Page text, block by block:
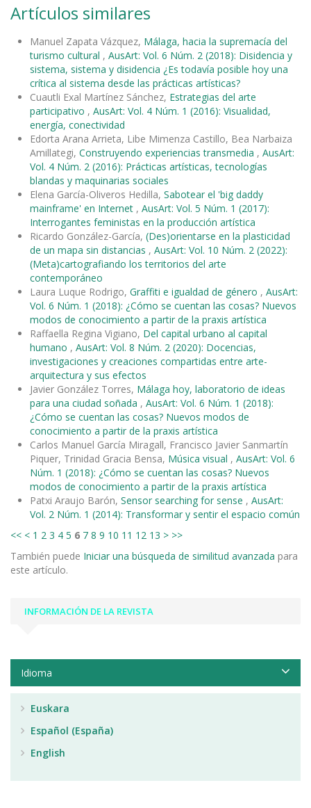
Artículos similares
Manuel Zapata Vázquez, Málaga, hacia la supremacía del
turismo cultural , AusArt: Vol. 6 Núm. 2 (2018): Disidencia y
sistema, sistema y disidencia ¿Es todavía posible hoy una
crítica al sistema desde las prácticas artísticas?
Cuautli Exal Martínez Sánchez, Estrategias del arte
participativo , AusArt: Vol. 4 Núm. 1 (2016): Visualidad,
energía, conectividad
Edorta Arana Arrieta, Libe Mimenza Castillo, Bea Narbaiza
Amillategi, Construyendo experiencias transmedia , AusArt:
Vol. 4 Núm. 2 (2016): Prácticas artísticas, tecnologías
blandas y maquinarias sociales
Elena García-Oliveros Hedilla, Sabotear el 'big daddy
mainframe' en Internet , AusArt: Vol. 5 Núm. 1 (2017):
Interrogantes feministas en la producción artística
Ricardo González-García, (Des)orientarse en la plasticidad
de un mapa sin distancias , AusArt: Vol. 10 Núm. 2 (2022):
(Meta)cartografiando los territorios del arte
contemporáneo
Laura Luque Rodrigo, Graffiti e igualdad de género , AusArt:
Vol. 6 Núm. 1 (2018): ¿Cómo se cuentan las cosas? Nuevos
modos de conocimiento a partir de la praxis artística
Raffaella Regina Vigiano, Del capital urbano al capital
humano , AusArt: Vol. 8 Núm. 2 (2020): Docencias,
investigaciones y creaciones compartidas entre arte-
arquitectura y sus efectos
Javier González Torres, Málaga hoy, laboratorio de ideas
para una ciudad soñada , AusArt: Vol. 6 Núm. 1 (2018):
¿Cómo se cuentan las cosas? Nuevos modos de
conocimiento a partir de la praxis artística
Carlos Manuel García Miragall, Francisco Javier Sanmartín
Piquer, Trinidad Gracia Bensa, Música visual , AusArt: Vol. 6
Núm. 1 (2018): ¿Cómo se cuentan las cosas? Nuevos
modos de conocimiento a partir de la praxis artística
Patxi Araujo Barón, Sensor searching for sense , AusArt:
Vol. 2 Núm. 1 (2014): Transformar y sentir el espacio común
<< < 1 2 3 4 5 6 7 8 9 10 11 12 13 > >>
También puede Iniciar una búsqueda de similitud avanzada para
este artículo.
INFORMACIÓN DE LA REVISTA
Idioma
Euskara
Español (España)
English